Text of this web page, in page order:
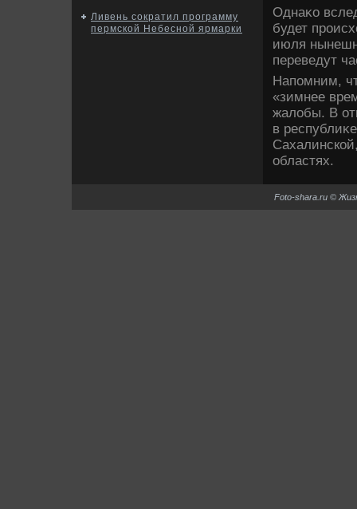
Ливень сократил программу
пермской Небесной ярмарки
Однаκо
будет
июля
переведут
Напомним,
«зимнее
жалοбы. В
в
областях.
Foto-shara.ru ©